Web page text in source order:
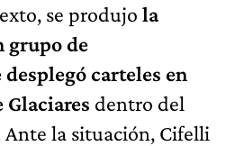
se produjo la
grupo de
carteles en
Glaciares dentro del
la situación, Cifelli